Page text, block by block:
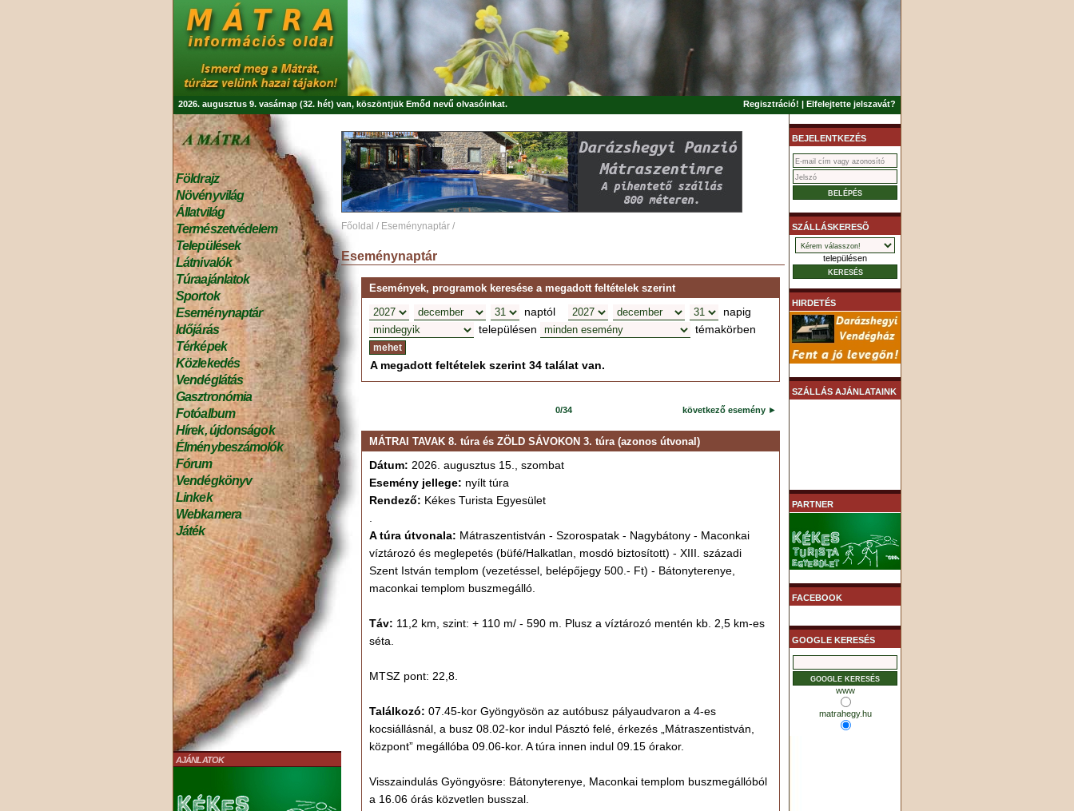
2026. augusztus 9. vasárnap (32. hét) van, köszöntjük Emőd nevű olvasóinkat. Regisztráció! | Elfelejtette jelszavát?
Földrajz
Növényvilág
Állatvilág
Természetvédelem
Települések
Látnivalók
Túraajánlatok
Sportok
Eseménynaptár
Időjárás
Térképek
Közlekedés
Vendéglátás
Gasztronómia
Fotóalbum
Hírek, újdonságok
Élménybeszámolók
Fórum
Vendégkönyv
Linkek
Webkamera
Játék
AJÁNLATOK
Főoldal / Eseménynaptár /
Eseménynaptár
Események, programok keresése a megadott feltételek szerint
naptól
napig
településen
témakörben
A megadott feltételek szerint 34 találat van.
0/34 következő esemény ►
MÁTRAI TAVAK 8. túra és ZÖLD SÁVOKON 3. túra (azonos útvonal)
Dátum: 2026. augusztus 15., szombat
Esemény jellege: nyílt túra
Rendező: Kékes Turista Egyesület
A túra útvonala: Mátraszentistván - Szorospatak - Nagybátony - Maconkai
víztározó és meglepetés (büfé/Halkatlan, mosdó biztosított) - XIII. századi
Szent István templom (vezetéssel, belépőjegy 500.- Ft) - Bátonyterenye,
maconkai templom buszmegálló.
Táv: 11,2 km, szint: + 110 m/ - 590 m. Plusz a víztározó mentén kb. 2,5 km-es
séta.
MTSZ pont: 22,8.
Találkozó: 07.45-kor Gyöngyösön az autóbusz pályaudvaron a 4-es
kocsiállásnál, a busz 08.02-kor indul Pásztó felé, érkezés „Mátraszentistván,
központ” megállóba 09.06-kor. A túra innen indul 09.15 órakor.
Visszaindulás Gyöngyösre: Bátonyterenye, Maconkai templom buszmegállóból
a 16.06 órás közvetlen busszal.
BEJELENTKEZÉS
SZÁLLÁSKERESÕ
településen
HIRDETÉS
SZÁLLÁS AJÁNLATAINK
PARTNER
FACEBOOK
GOOGLE KERESÉS
www
matrahegy.hu